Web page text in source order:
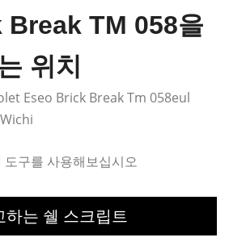
TM 058을
위치
Eseo Brick Break Tm 058eul
구를 사용해보십시오
하는 쉘 스크립트